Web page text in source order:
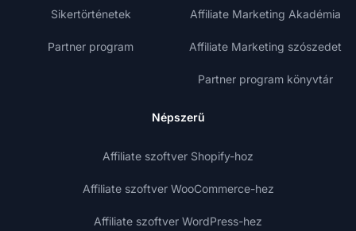
Sikertörténetek
Partner program
Affiliate Marketing Akadémia
Affiliate Marketing szószedet
Partner program könyvtár
Népszerű
Affiliate szoftver Shopify-hoz
Affiliate szoftver WooCommerce-hez
Affiliate szoftver WordPress-hez